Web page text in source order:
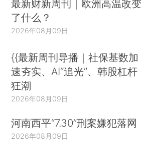
最新财新周刊｜欧洲高温改变
了什么？
2026年08月09日
{{最新周刊导播｜社保基数加
速夯实、AI“追光”、韩股杠杆
狂潮
2026年08月09日
河南西平“7.30”刑案嫌犯落网
2026年08月09日